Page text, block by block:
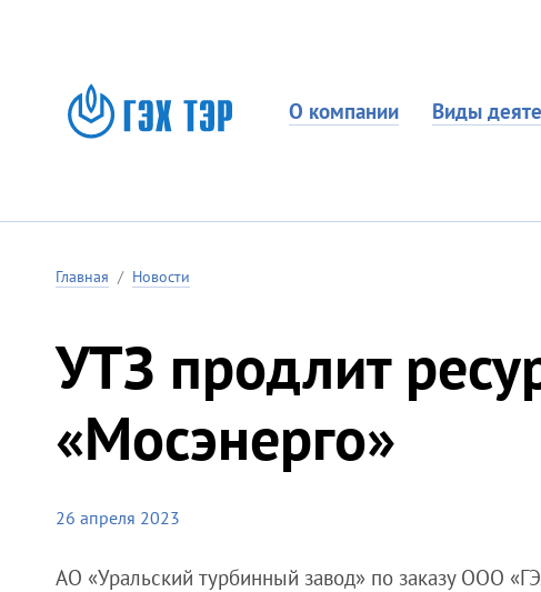
О компании Виды
Главная / Новости
УТЗ продлит
«Мосэнерго»
26 апреля 2023
АО «Уральский турбинный завод» по заказу ООО